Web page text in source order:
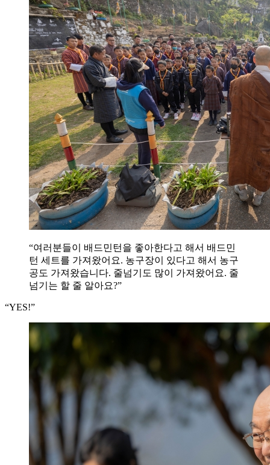
“여러분들이 배드민턴을 좋아한다고 해서 배드민
턴 세트를 가져왔어요. 농구장이 있다고 해서 농구
공도 가져왔습니다. 줄넘기도 많이 가져왔어요. 줄
넘기는 할 줄 알아요?”
“YES!”